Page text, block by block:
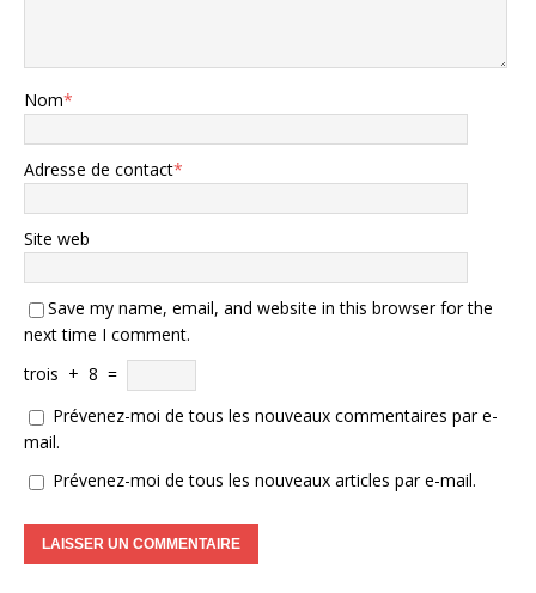
Nom*
Adresse de contact*
Site web
Save my name, email, and website in this browser for the
next time I comment.
trois + 8 =
Prévenez-moi de tous les nouveaux commentaires par e-
mail.
Prévenez-moi de tous les nouveaux articles par e-mail.